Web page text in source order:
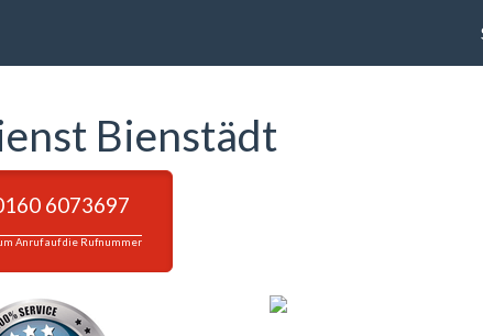
Bienstädt
6073697
Anruf auf die Rufnummer